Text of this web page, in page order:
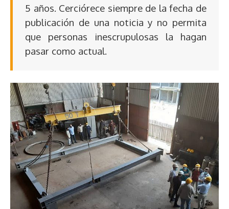
5 años. Cerciórece siempre de la fecha de
publicación de una noticia y no permita
que personas inescrupulosas la hagan
pasar como actual.